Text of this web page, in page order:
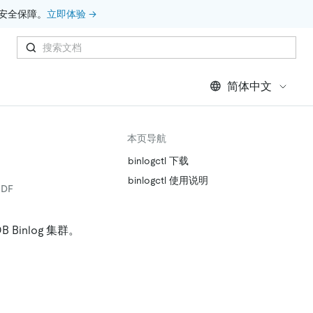
保障。 立即体验 →
简体中文
Binlog 集群。
本页导航
binlogctl 下载
binlogctl 使用说明